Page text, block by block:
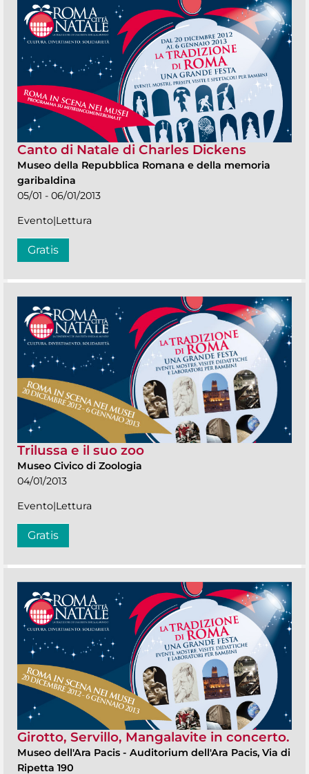
Canto di Natale di Charles Dickens
Museo della Repubblica Romana e della memoria
garibaldina
05/01 - 06/01/2013
Evento|Lettura
Gratis
Trilussa e il suo zoo
Museo Civico di Zoologia
04/01/2013
Evento|Lettura
Gratis
Girotto, Servillo, Mangalavite in concerto.
Museo dell'Ara Pacis - Auditorium dell'Ara Pacis, Via di
Ripetta 190